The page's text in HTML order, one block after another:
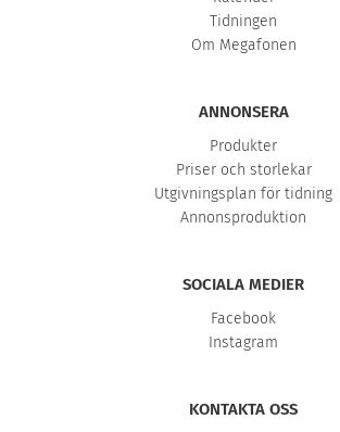
Tidningen
Om Megafonen
ANNONSERA
Produkter
Priser och storlekar
Utgivningsplan för tidning
Annonsproduktion
SOCIALA MEDIER
Facebook
Instagram
KONTAKTA OSS